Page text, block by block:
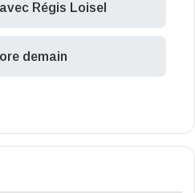
Régis Loisel
demain